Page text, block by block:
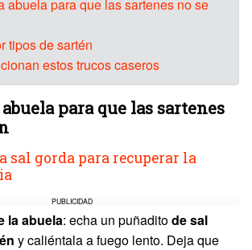
abuela para que las sartenes no se
tipos de sartén
estos trucos caseros
para que las sartenes
sal gorda para recuperar la
PUBLICIDAD
la abuela: echa un puñaditode sal
y caliéntala a fuego lento. Deja que